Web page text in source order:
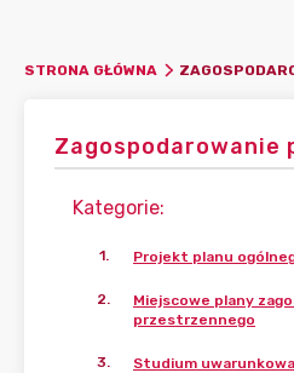
STRONA GŁÓWNA
Zagospodarowanie
Kategorie:
1. Projekt planu
2.
Miejscowe plany
przestrzennego
3.
Studium